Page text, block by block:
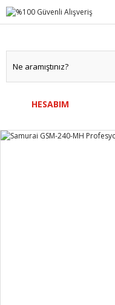
HESABIM